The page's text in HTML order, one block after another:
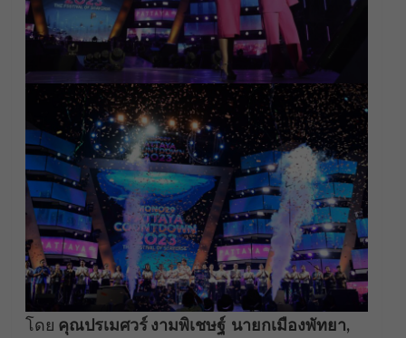
โดย คุณปรเมศวร์ งามพิเชษฐ์ นายกเมืองพัทยา,